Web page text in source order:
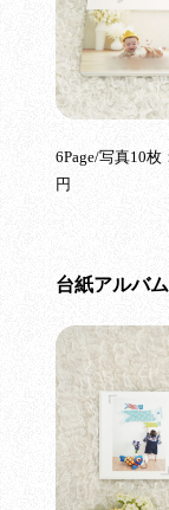
6Page/写真10
円
台紙アルバム